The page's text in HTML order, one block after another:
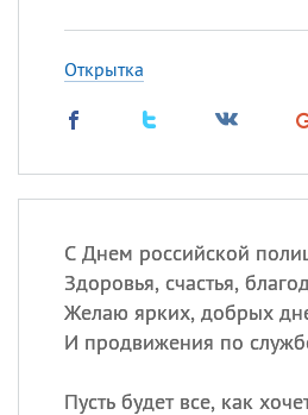
Открытка
С Днем российской
Здоровья, счастья,
Желаю ярких, добрых
И продвижения по
Пусть будет все, как